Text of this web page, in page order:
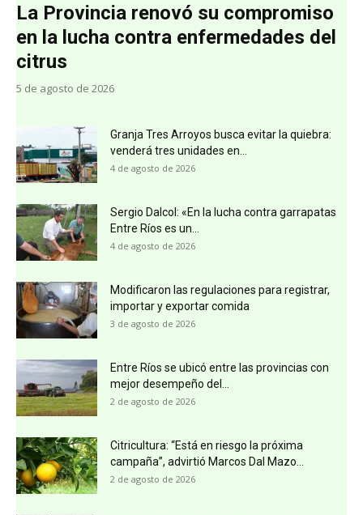
La Provincia renovó su compromiso
en la lucha contra enfermedades del
citrus
5 de agosto de 2026
Granja Tres Arroyos busca evitar la quiebra:
venderá tres unidades en...
4 de agosto de 2026
Sergio Dalcol: «En la lucha contra garrapatas
Entre Ríos es un...
4 de agosto de 2026
Modificaron las regulaciones para registrar,
importar y exportar comida
3 de agosto de 2026
Entre Ríos se ubicó entre las provincias con
mejor desempeño del...
2 de agosto de 2026
Citricultura: “Está en riesgo la próxima
campaña”, advirtió Marcos Dal Mazo...
2 de agosto de 2026